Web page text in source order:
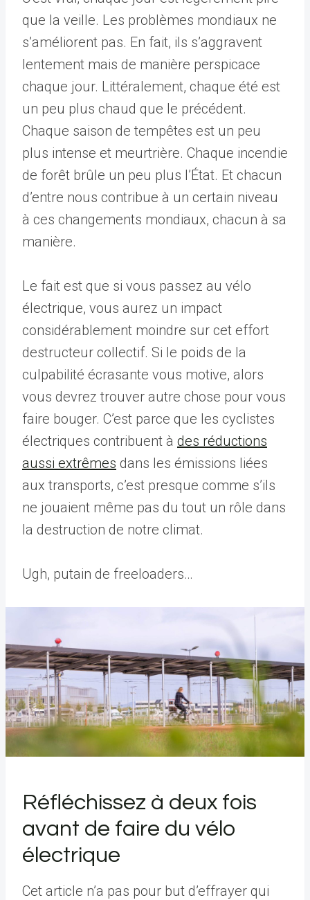
que la veille. Les problèmes mondiaux ne
s’améliorent pas. En fait, ils s’aggravent
lentement mais de manière perspicace
chaque jour. Littéralement, chaque été est
un peu plus chaud que le précédent.
Chaque saison de tempêtes est un peu
plus intense et meurtrière. Chaque incendie
de forêt brûle un peu plus l’État. Et chacun
d’entre nous contribue à un certain niveau
à ces changements mondiaux, chacun à sa
manière.
Le fait est que si vous passez au vélo
électrique, vous aurez un impact
considérablement moindre sur cet effort
destructeur collectif. Si le poids de la
culpabilité écrasante vous motive, alors
vous devrez trouver autre chose pour vous
faire bouger. C’est parce que les cyclistes
électriques contribuent à des réductions
aussi extrêmes dans les émissions liées
aux transports, c’est presque comme s’ils
ne jouaient même pas du tout un rôle dans
la destruction de notre climat.
Ugh, putain de freeloaders…
Réfléchissez à deux fois
avant de faire du vélo
électrique
Cet article n’a pas pour but d’effrayer qui